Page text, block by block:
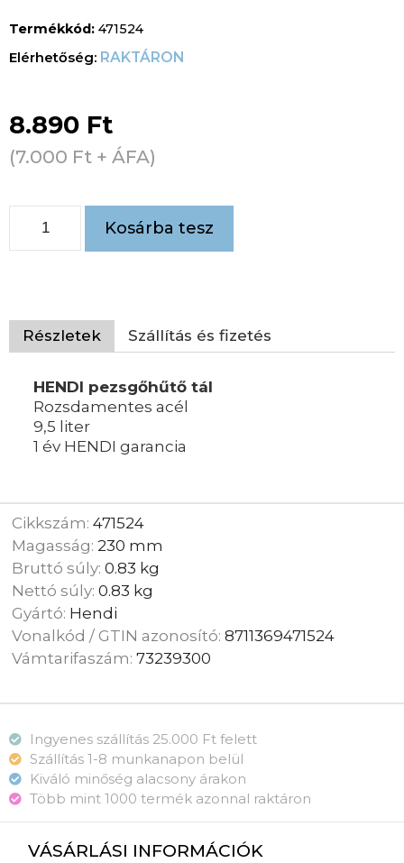
Termékkód: 471524
RAKTÁRON
8.890 Ft
(7.000 Ft + ÁFA)
Kosárba tesz
Részletek Szállítás és fizetés
HENDI pezsgőhűtő tál
Rozsdamentes acél
9,5 liter
1 év HENDI garancia
Cikkszám:471524
Magasság: 230 mm
Bruttó súly:0.83 kg
Nettó súly:0.83 kg
Gyártó: Hendi
Vonalkód / GTIN azonosító:8711369471524
Vámtarifaszám:73239300
Ingyenes szállítás 25.000 Ft felett
Szállítás 1-8 munkanapon belül
Kiváló minőség alacsony árakon
Több mint 1000 termék azonnal raktáron
VÁSÁRLÁSI INFORMÁCIÓK